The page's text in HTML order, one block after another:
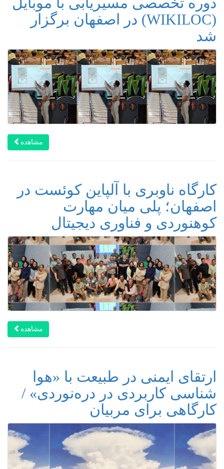
(WIKILOC) در اصفهان برگزار
شد
مشاهده
کارگاه ناوبری با آلپاین کوئست در
اصفهان؛ پلی میان مهارت
کوهنوردی و فناوری دیجیتال
مشاهده
ارتقای ایمنی در طبیعت با «هوا
شناسی کاربردی در دره‌نوردی» /
کارگاهی برای مربیان